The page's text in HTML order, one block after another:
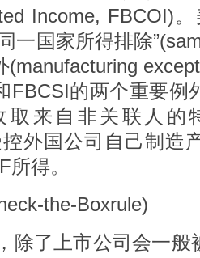
Income, FBCOI)
一国家所得排除
(manufacturing
FBCSI的两个重要例
取来自非关联人的
外国公司自己制造
所得。
the-Boxrule)
除了上市公司会一般